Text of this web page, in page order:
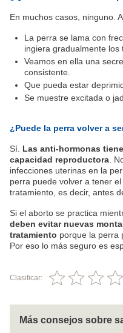
En muchos casos, ninguno.
La perra se lama con
ingiera gradualmente los
Veamos en ella una
consistente.
Que pueda estar
Se muestre excitada o
¿Puede la perra volver a
Sí. Las anti-hormonas
capacidad reproductora .
infecciones uterinas en la
perra puede volver a tener
tratamiento, es decir, antes
Si el aborto se practica
deben evitar nuevas
tratamiento porque la perra
Por eso lo más seguro es
Clasificar:
Más consejos sobre